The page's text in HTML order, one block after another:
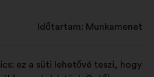
Időtartam: Munkamenet
ez a süti lehetővé teszi, hogy